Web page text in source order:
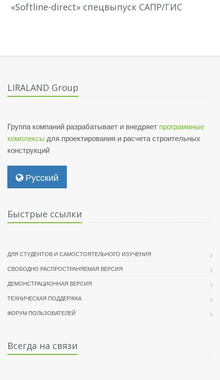
«Softline-direct» спецвыпуск САПР/ГИС
LIRALAND Group
Группа компаний разрабатывает и внедряет программные
комплексы для проектирования и расчета строительных
конструкций
Русский
Быстрые ссылки
ДЛЯ СТУДЕНТОВ И САМОСТОЯТЕЛЬНОГО ИЗУЧЕНИЯ
СВОБОДНО РАСПРОСТРАНЯЕМАЯ ВЕРСИЯ
ДЕМОНСТРАЦИОННАЯ ВЕРСИЯ
ТЕХНИЧЕСКАЯ ПОДДЕРЖКА
ФОРУМ ПОЛЬЗОВАТЕЛЕЙ
Всегда на связи